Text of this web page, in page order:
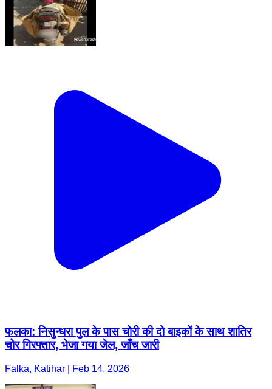
फलका: निसुन्धरा पुल के पास चोरी की दो बाइकों के साथ शातिर
चोर गिरफ्तार, भेजा गया जेल, जाँच जारी
Falka, Katihar | Feb 14, 2026